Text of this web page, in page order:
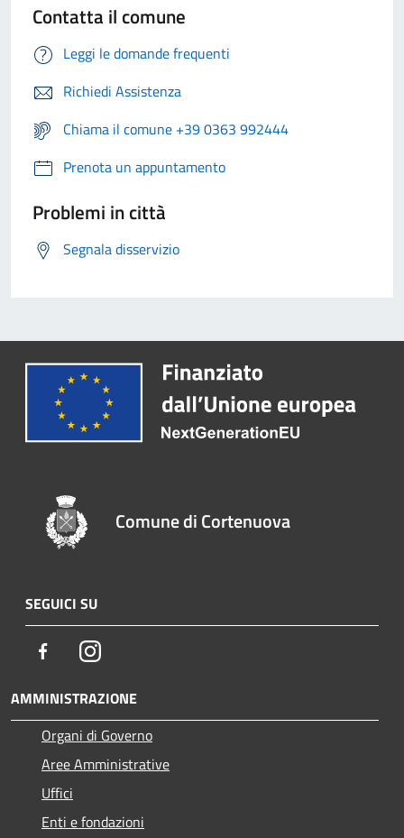
Contatta il comune
Leggi le domande frequenti
Richiedi Assistenza
Chiama il comune +39 0363 992444
Prenota un appuntamento
Problemi in città
Segnala disservizio
Comune di Cortenuova
SEGUICI SU
FacebookInstagram
AMMINISTRAZIONE
Organi di Governo
Aree Amministrative
Uffici
Enti e fondazioni